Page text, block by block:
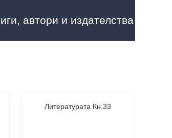
автори и издателства
Литературата Кн.33